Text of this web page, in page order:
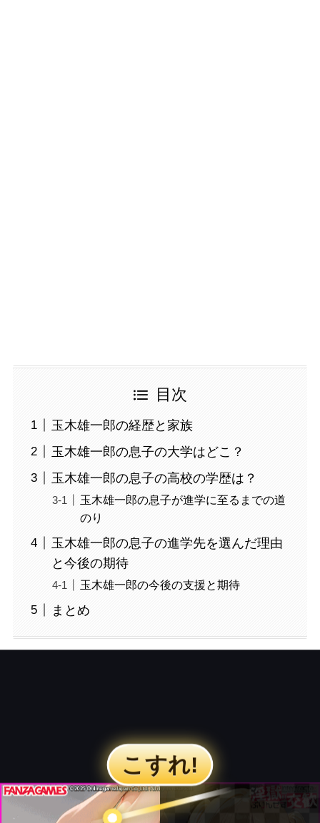
目次
玉木雄一郎の経歴と家族
玉木雄一郎の息子の大学はどこ？
玉木雄一郎の息子の高校の学歴は？
玉木雄一郎の息子が進学に至るまでの道
のり
玉木雄一郎の息子の進学先を選んだ理由
と今後の期待
玉木雄一郎の今後の支援と期待
まとめ